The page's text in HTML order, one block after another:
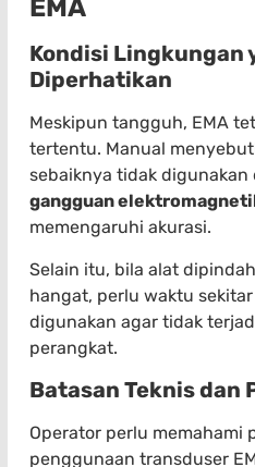
EMA
Kondisi Lingkungan
Diperhatikan
Meskipun tangguh, EMA
tertentu. Manual
sebaiknya tidak
gangguan
memengaruhi akurasi.
Selain itu, bila alat
hangat, perlu waktu
digunakan agar tidak
perangkat.
Batasan Teknis dan
Operator perlu memahami
penggunaan transduser